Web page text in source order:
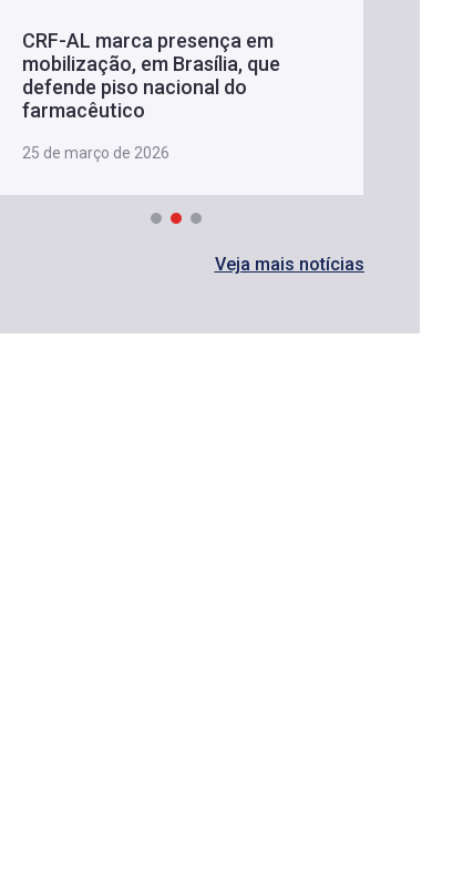
CRF-AL marca presença em
mobilização, em Brasília, que
defende piso nacional do
farmacêutico
25 de março de 2026
Veja mais notícias